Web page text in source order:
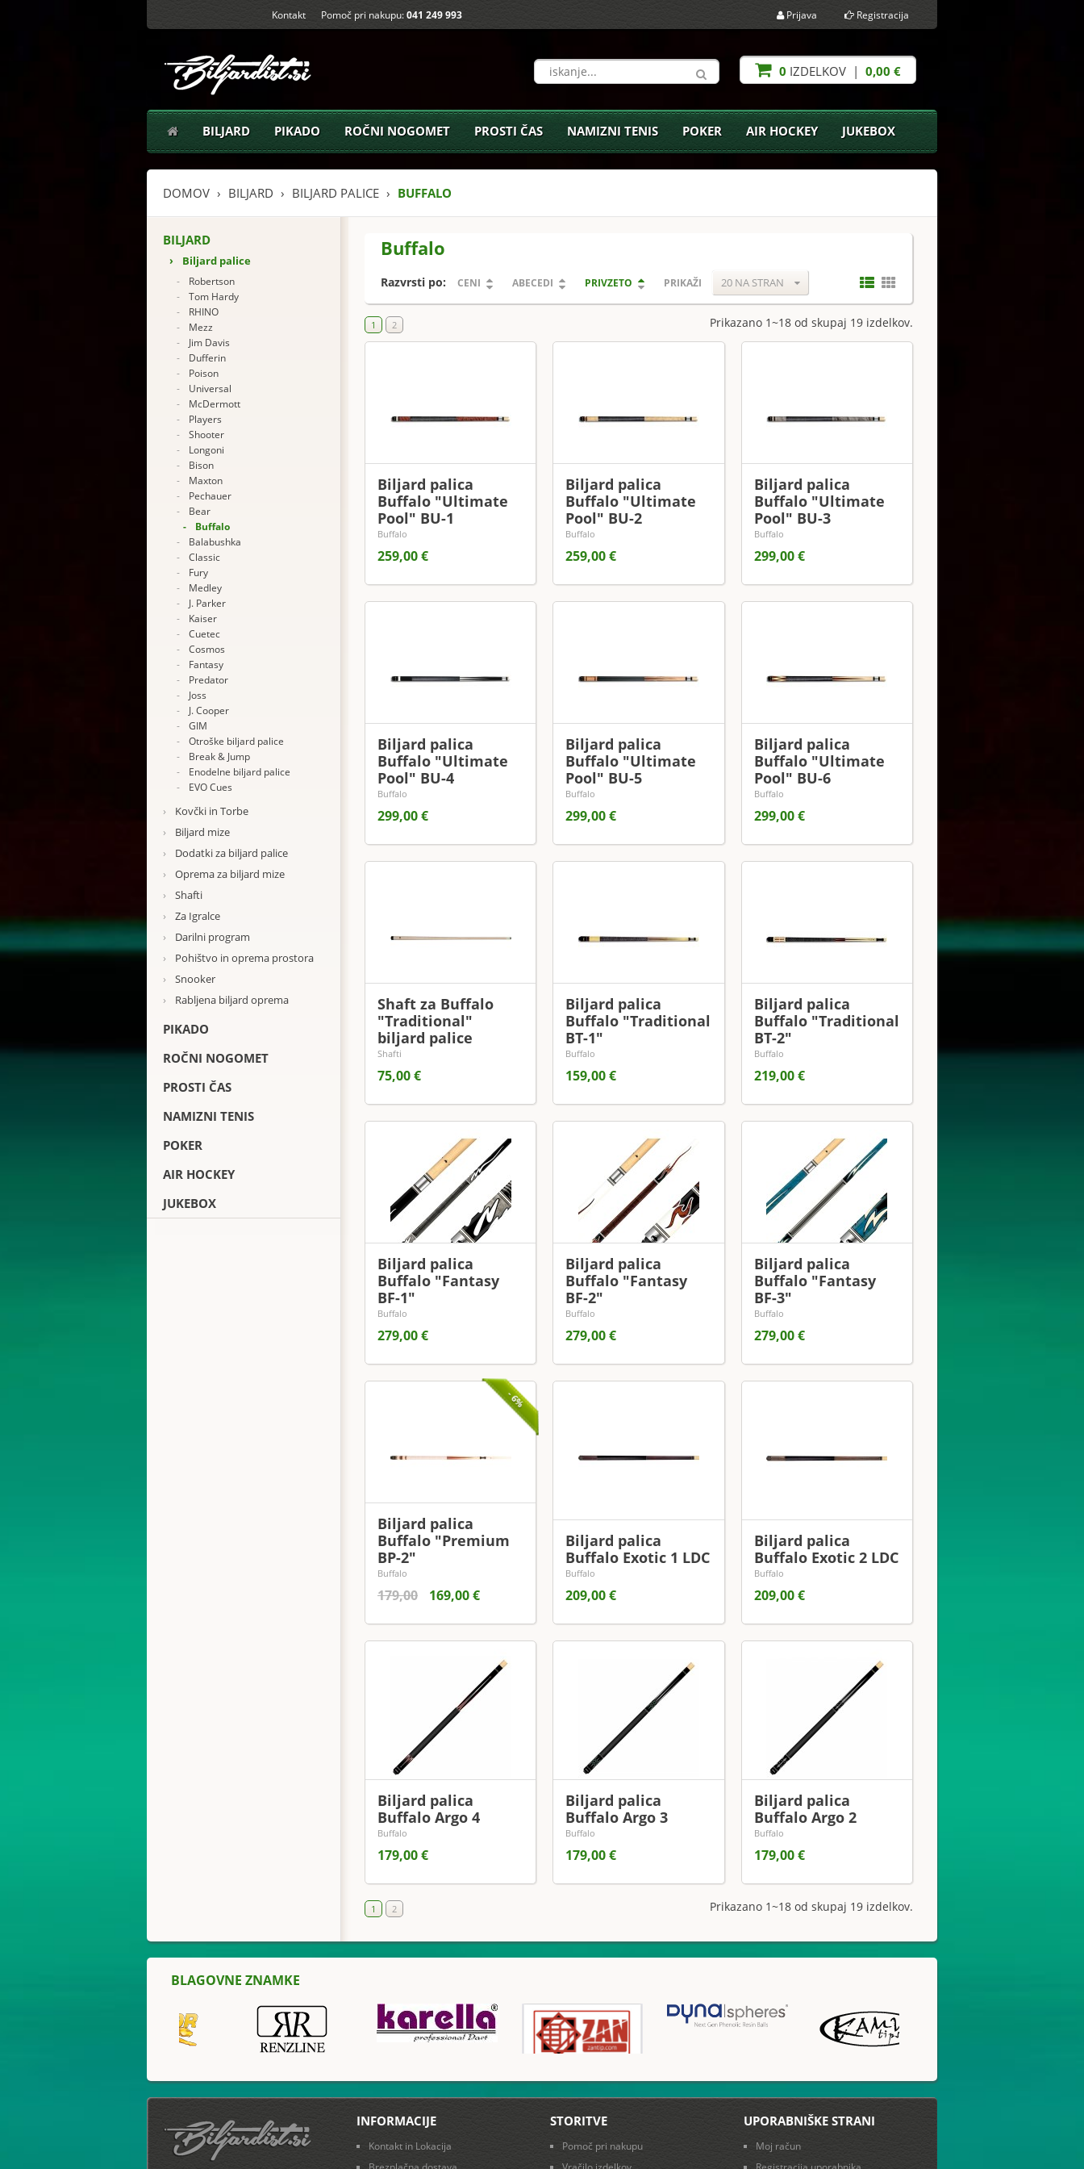
Kontakt Pomoč pri nakupu:041 249 993 Prijava Registracija
0 IZDELKOV | 0,00 €
BILJARD PIKADO ROČNI NOGOMET PROSTI ČAS NAMIZNI TENIS POKER AIR HOCKEY JUKEBOX
DOMOV BILJARD BILJARD PALICE BUFFALO
BILJARD
› Biljard palice
-
Robertson
-
Tom Hardy
-
RHINO
-
Mezz
-
Jim Davis
-
Dufferin
-
Poison
-
Universal
-
McDermott
-
Players
-
Shooter
-
Longoni
-
Bison
-
Maxton
-
Pechauer
-
Bear
-
Buffalo
-
Balabushka
-
Classic
-
Fury
-
Medley
-
J. Parker
-
Kaiser
-
Cuetec
-
Cosmos
-
Fantasy
-
Predator
-
Joss
-
J. Cooper
-
GIM
-
Otroške biljard palice
-
Break & Jump
-
Enodelne biljard palice
-
EVO Cues
›
Kovčki in Torbe
›
Biljard mize
›
Dodatki za biljard palice
›
Oprema za biljard mize
›
Shafti
›
Za Igralce
›
Darilni program
›
Pohištvo in oprema prostora
›
Snooker
›
Rabljena biljard oprema
PIKADO
ROČNI NOGOMET
PROSTI ČAS
NAMIZNI TENIS
POKER
AIR HOCKEY
JUKEBOX
Buffalo
Razvrsti po: CENI ABECEDI PRIVZETO PRIKAŽI 20 NA STRAN
Prikazano 1~18 od skupaj 19 izdelkov.
1 2
Biljard palica
Buffalo "Ultimate
Pool" BU-1
Buffalo
259,00 €
Biljard palica
Buffalo "Ultimate
Pool" BU-2
Buffalo
259,00 €
Biljard palica
Buffalo "Ultimate
Pool" BU-3
Buffalo
299,00 €
Biljard palica
Buffalo "Ultimate
Pool" BU-4
Buffalo
299,00 €
Biljard palica
Buffalo "Ultimate
Pool" BU-5
Buffalo
299,00 €
Biljard palica
Buffalo "Ultimate
Pool" BU-6
Buffalo
299,00 €
Shaft za Buffalo
"Traditional"
biljard palice
Shafti
75,00 €
Biljard palica
Buffalo "Traditional
BT-1"
Buffalo
159,00 €
Biljard palica
Buffalo "Traditional
BT-2"
Buffalo
219,00 €
Biljard palica
Buffalo "Fantasy
BF-1"
Buffalo
279,00 €
Biljard palica
Buffalo "Fantasy
BF-2"
Buffalo
279,00 €
Biljard palica
Buffalo "Fantasy
BF-3"
Buffalo
279,00 €
- 6%
Biljard palica
Buffalo "Premium
BP-2"
Buffalo
179,00 169,00 €
Biljard palica
Buffalo Exotic 1 LDC
Buffalo
209,00 €
Biljard palica
Buffalo Exotic 2 LDC
Buffalo
209,00 €
Biljard palica
Buffalo Argo 4
Buffalo
179,00 €
Biljard palica
Buffalo Argo 3
Buffalo
179,00 €
Biljard palica
Buffalo Argo 2
Buffalo
179,00 €
Prikazano 1~18 od skupaj 19 izdelkov.
1 2
BLAGOVNE ZNAMKE
INFORMACIJE
Kontakt in Lokacija
STORITVE
Pomoč pri nakupu
UPORABNIŠKE STRANI
Moj račun